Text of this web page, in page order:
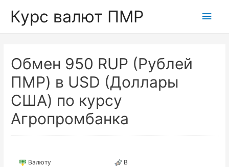
Курс валют ПМР
Обмен 950 RUP (Рублей
ПМР) в USD (Доллары
США) по курсу
Агропромбанка
Валюту В